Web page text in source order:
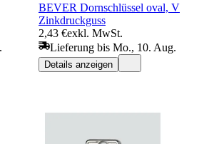
BEVER Dornschlüssel oval, V
Zinkdruckguss
2,43 €exkl. MwSt.
Lieferung bis Mo., 10. Aug.
Details anzeigen